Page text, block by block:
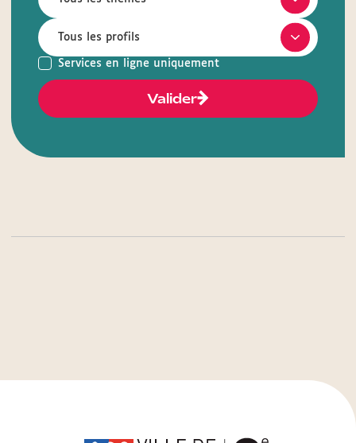
Services en ligne uniquement
Valider